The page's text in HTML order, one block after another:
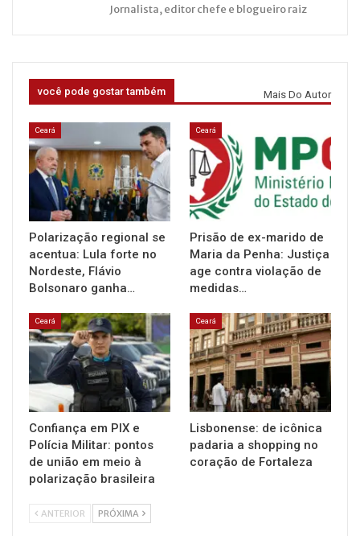
Jornalista, editor chefe e blogueiro raiz
você pode gostar também Mais Do Autor
Ceará
Polarização regional se
acentua: Lula forte no
Nordeste, Flávio
Bolsonaro ganha…
Ceará
Prisão de ex-marido de
Maria da Penha: Justiça
age contra violação de
medidas…
Ceará
Confiança em PIX e
Polícia Militar: pontos
de união em meio à
polarização brasileira
Ceará
Lisbonense: de icônica
padaria a shopping no
coração de Fortaleza
ANTERIOR PRÓXIMA